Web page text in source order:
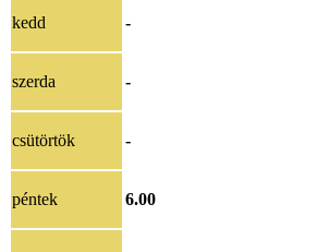
kedd -
szerda -
csütörtök -
péntek 6.00